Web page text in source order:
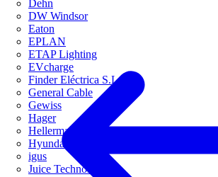
Dehn
DW Windsor
Eaton
EPLAN
ETAP Lighting
EVcharge
Finder Eléctrica S.L.U
General Cable
Gewiss
Hager
HellermannTyton
Hyundai Electric
igus
Juice Technology